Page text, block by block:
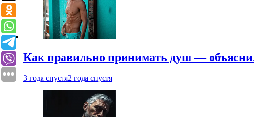
Как правильно принимать душ —
3 года спустя2 года спустя